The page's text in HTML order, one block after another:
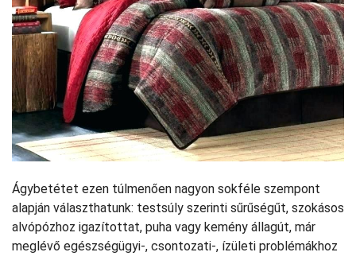
Ágybetétet ezen túlmenően nagyon sokféle szempont
alapján választhatunk: testsúly szerinti sűrűségűt, szokásos
alvópózhoz igazítottat, puha vagy kemény állagút, már
meglévő egészségügyi-, csontozati-, ízületi problémákhoz